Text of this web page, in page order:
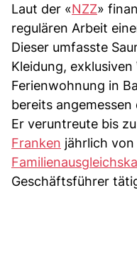
Laut der «NZZ»
regulären Arbeit
Dieser umfasste
Kleidung,
Ferienwohnung in
bereits
Er veruntreute bis
Franken jährlich
Geschäftsführer